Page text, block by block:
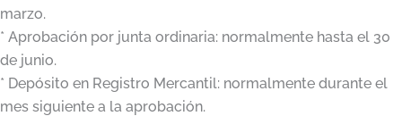
marzo.
* Aprobación por junta ordinaria: normalmente hasta el 30
de junio.
* Depósito en Registro Mercantil: normalmente durante el
mes siguiente a la aprobación.